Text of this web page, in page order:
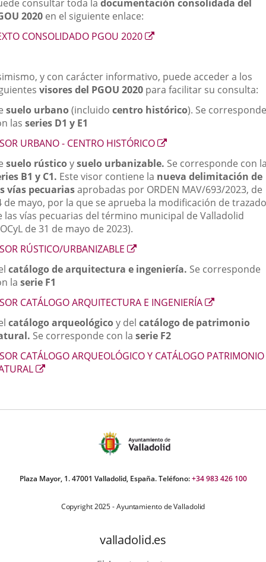
consultar toda la documentación consolidada del
2020 en el siguiente enlace:
CONSOLIDADO PGOU 2020
Enlace
aplicación
externa.
y con carácter informativo, puede acceder a los
visores del PGOU 2020 para facilitar su consulta:
suelo urbano(incluido centro histórico). Se corresponde
las series D1 y E1
URBANO - CENTRO HISTÓRICO
Enlace
una
aplicación
externa.
suelo rústicoysuelo urbanizable. Se corresponde con
B1 y C1. Este visor contiene la nueva delimitación de
vías pecuariasaprobadas por ORDEN MAV/693/2023, de
de mayo, por la que se aprueba la modificación de trazado
las vías pecuarias del término municipal de Valladolid
de 31 de mayo de 2023).
RÚSTICO/URBANIZABLE
Enlace
una
externa.
catálogodearquitectura e ingeniería. Se corresponde
la serie F1
CATÁLOGO ARQUITECTURA E INGENIERÍA
Enlace
una
externa.
catálogo arqueológicoy del catálogo de patrimonio
Se corresponde con la serie F2
CATÁLOGO ARQUEOLÓGICO Y CATÁLOGO PATRIMONIO
Enlace
aplicación
Plaza Mayor, 1. 47001 Valladolid, España. Teléfono:+34 983 426 100
Copyright 2025 - Ayuntamiento de Valladolid
valladolid.es